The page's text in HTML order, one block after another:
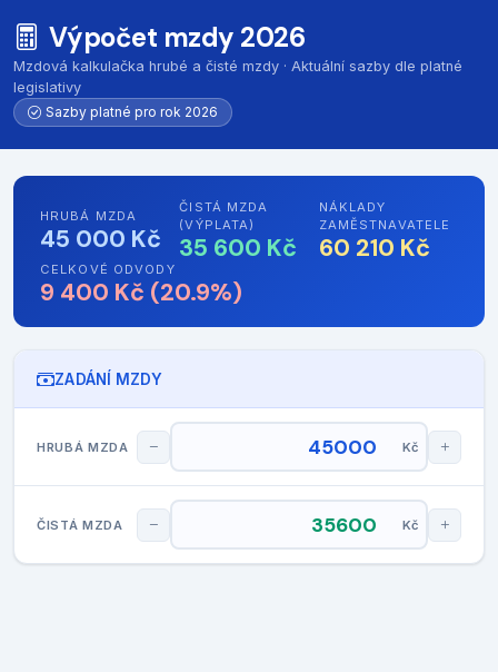
Výpočet mzdy 2026
Mzdová kalkulačka hrubé a čisté mzdy · Aktuální sazby dle platné
legislativy
Sazby platné pro rok 2026
HRUBÁ MZDA
45 000 Kč
ČISTÁ MZDA
(VÝPLATA)
35 600 Kč
NÁKLADY
ZAMĚSTNAVATELE
60 210 Kč
CELKOVÉ ODVODY
9 400 Kč (20.9%)
ZADÁNÍ MZDY
HRUBÁ MZDA Kč
ČISTÁ MZDA Kč